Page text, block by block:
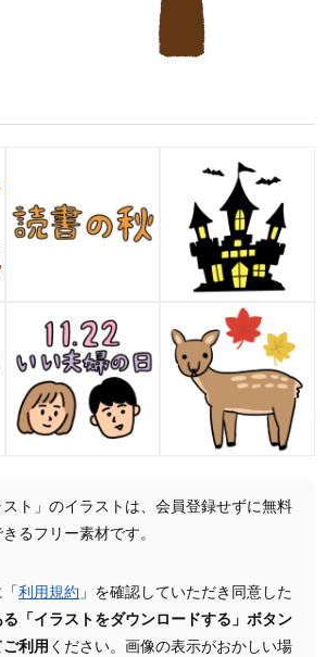
スト」のイラストは、会員登録せずに無料
るフリー素材です。
利用規約 」を確認していただき同意した
「イラストをダウンロードする」ボタン
利用 ください。画像の表示がおかしい場